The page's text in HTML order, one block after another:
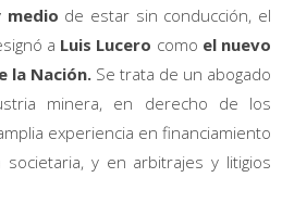
medio de estar sin conducción, el
a Luis Lucero como el nuevo
la Nación. Se trata de un abogado
minera, en derecho de los
experiencia en financiamiento
y en arbitrajes y litigios